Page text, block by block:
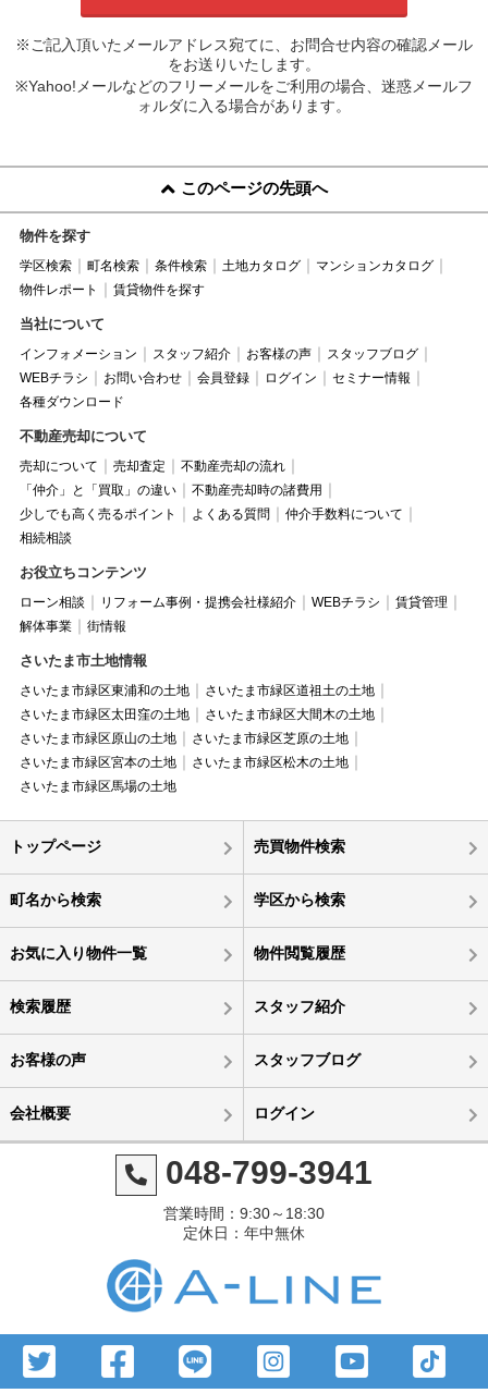
※ご記入頂いたメールアドレス宛てに、お問合せ内容の確認メール
をお送りいたします。
※Yahoo!メールなどのフリーメールをご利用の場合、迷惑メールフ
ォルダに入る場合があります。
このページの先頭へ
物件を探す
学区検索 町名検索 条件検索 土地カタログ
マンションカタログ
物件レポート
賃貸物件を探す
当社について
インフォメーション スタッフ紹介 お客様の声
スタッフブログ
WEBチラシ
お問い合わせ 会員登録 ログイン
セミナー情報
各種ダウンロード
不動産売却について
売却について 売却査定
不動産売却の流れ
「仲介」と「買取」の違い
不動産売却時の諸費用
少しでも高く売るポイント
よくある質問
仲介手数料について
相続相談
お役立ちコンテンツ
ローン相談 リフォーム事例・提携会社様紹介 WEBチラシ
賃貸管理
解体事業
街情報
さいたま市土地情報
さいたま市緑区東浦和の土地
さいたま市緑区道祖土の土地
さいたま市緑区太田窪の土地
さいたま市緑区大間木の土地
さいたま市緑区原山の土地
さいたま市緑区芝原の土地
さいたま市緑区宮本の土地
さいたま市緑区松木の土地
さいたま市緑区馬場の土地
トップページ 売買物件検索
町名から検索 学区から検索
お気に入り物件一覧 物件閲覧履歴
検索履歴 スタッフ紹介
お客様の声 スタッフブログ
会社概要 ログイン
048-799-3941
営業時間：9:30～18:30
定休日：年中無休